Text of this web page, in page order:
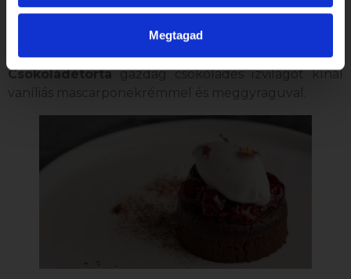
Megtagad
legyenek. AzLemon Meringue Tartepikáns
citromos krémmel, habkönnyű meringue-réteggel
és friss mentával készül, míg aKardamomos
Csokoládétortagazdag csokoládés ízvilágot kínál
vaníliás mascarponekrémmel és meggyraguval.